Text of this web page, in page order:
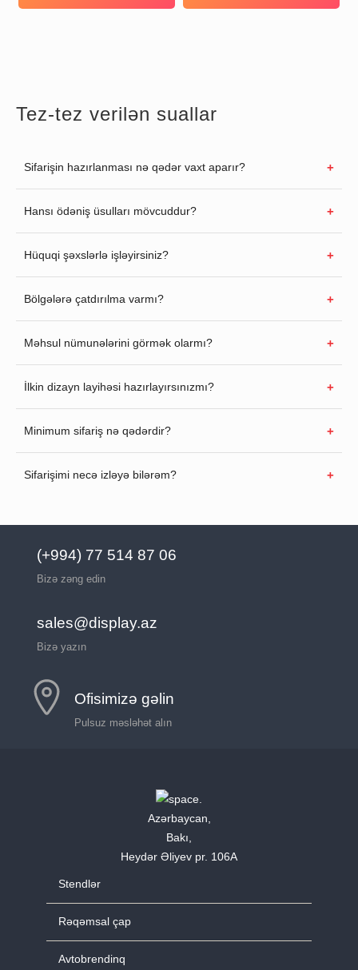
Tez-tez verilən suallar
Sifarişin hazırlanması nə qədər vaxt aparır?
Hansı ödəniş üsulları mövcuddur?
Hüquqi şəxslərlə işləyirsiniz?
Bölgələrə çatdırılma varmı?
Məhsul nümunələrini görmək olarmı?
İlkin dizayn layihəsi hazırlayırsınızmı?
Minimum sifariş nə qədərdir?
Sifarişimi necə izləyə bilərəm?
(+994) 77 514 87 06
Bizə zəng edin
sales@display.az
Bizə yazın
Ofisimizə gəlin
Pulsuz məsləhət alın
Azərbaycan,
Bakı,
Heydər Əliyev pr. 106A
Stendlər
Rəqəmsal çap
Avtobrendinq